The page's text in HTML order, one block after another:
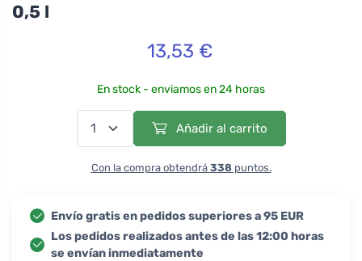
0,5 l
13,53 €
En stock - enviamos en 24 horas
Añadir al carrito
Con la compra obtendrá 338puntos.
Envío gratis en pedidos superiores a 95 EUR
Los pedidos realizados antes de las 12:00 horas
se envían inmediatamente